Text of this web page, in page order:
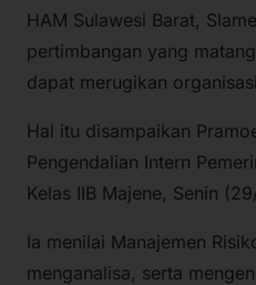
HAM Sulawesi Barat,
pertimbangan yang
dapat merugikan
Hal itu disampaikan
Pengendalian Intern
Kelas IIB Majene, Senin
Ia menilai Manajemen
menganalisa, serta